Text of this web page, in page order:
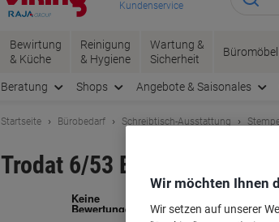
Kundenservice
Bewirtung
& Küche
Reinigung
& Hygiene
Wartung &
Sicherheit
Büromöbel
Beratung Shops Angebote & Saisonales
Startseite Bürobedarf Schreibtisch-Ausstattung
Trodat 6/53
Wir möchten Ihnen
Wir setzen auf unserer